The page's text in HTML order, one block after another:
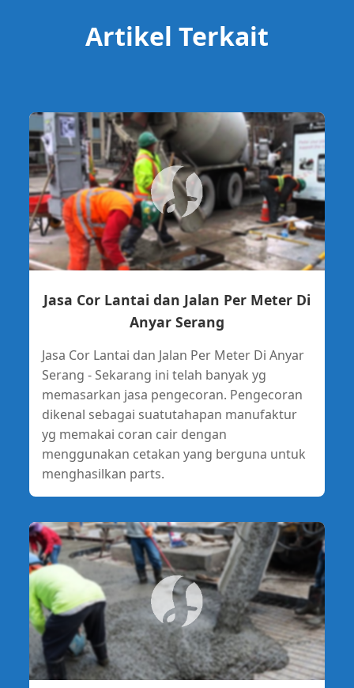
Artikel Terkait
Jasa Cor Lantai dan Jalan Per Meter Di
Anyar Serang
Jasa Cor Lantai dan Jalan Per Meter Di Anyar
Serang - Sekarang ini telah banyak yg
memasarkan jasa pengecoran. Pengecoran
dikenal sebagai suatutahapan manufaktur
yg memakai coran cair dengan
menggunakan cetakan yang berguna untuk
menghasilkan parts.